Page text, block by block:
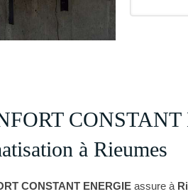
CONSTANT
à Rieumes
CONSTANT ENERGIE assure à